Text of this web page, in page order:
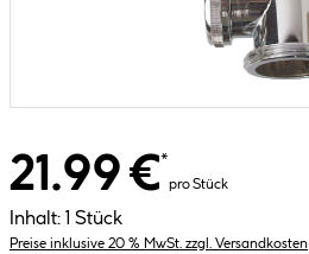
21.99 €*
pro Stück
Inhalt: 1 Stück
Preise inklusive 20 % MwSt. zzgl. Versandkosten